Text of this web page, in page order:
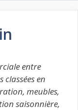
entre
en
meubles,
saisonnière,